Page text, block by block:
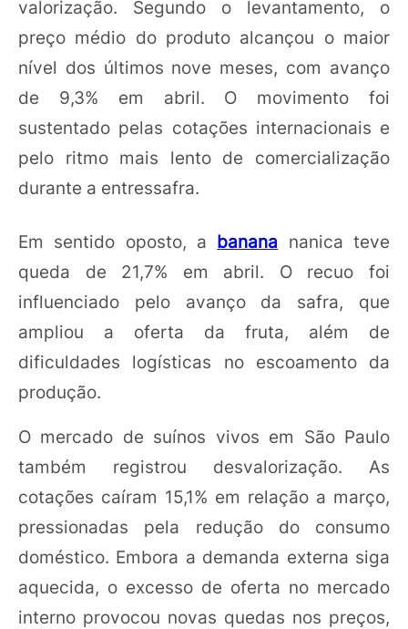
valorização. Segundo o levantamento, o
preço médio do produto alcançou o maior
nível dos últimos nove meses, com avanço
de 9,3% em abril. O movimento foi
sustentado pelas cotações internacionais e
pelo ritmo mais lento de comercialização
durante a entressafra.
Em sentido oposto, a banana nanica teve
queda de 21,7% em abril. O recuo foi
influenciado pelo avanço da safra, que
ampliou a oferta da fruta, além de
dificuldades logísticas no escoamento da
produção.
O mercado de suínos vivos em São Paulo
também registrou desvalorização. As
cotações caíram 15,1% em relação a março,
pressionadas pela redução do consumo
doméstico. Embora a demanda externa siga
aquecida, o excesso de oferta no mercado
interno provocou novas quedas nos preços,